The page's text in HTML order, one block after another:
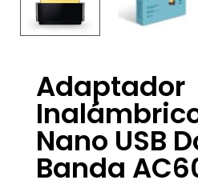
Adaptador
Nano USB
Banda